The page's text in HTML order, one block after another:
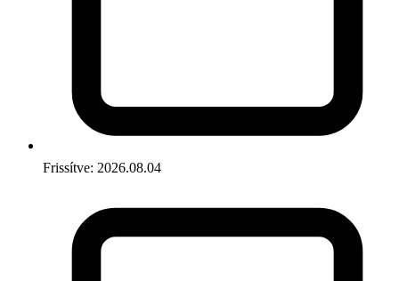
Frissítve: 2026.08.04